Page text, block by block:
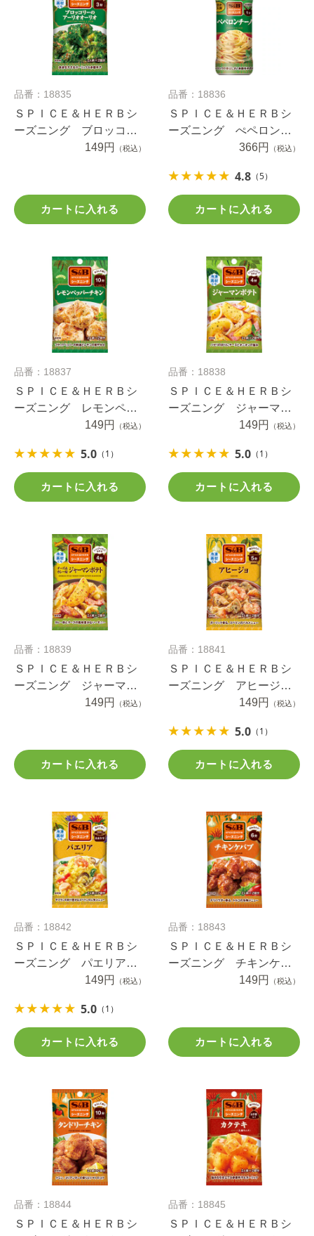
品番：18835
ＳＰＩＣＥ＆ＨＥＲＢシ
ーズニング ブロッコリ
ーのアーリオオーリオ
149円 （税込）
カートに入れる
品番：18836
ＳＰＩＣＥ＆ＨＥＲＢシ
ーズニング ぺペロンチ
ーノ（ボトル） ５３ｇ
366円 （税込）
4.8 （5）
カートに入れる
品番：18837
ＳＰＩＣＥ＆ＨＥＲＢシ
ーズニング レモンペッ
パーチキン １２ｇ
149円 （税込）
5.0 （1）
カートに入れる
品番：18838
ＳＰＩＣＥ＆ＨＥＲＢシ
ーズニング ジャーマン
149円 （税込）
5.0 （1）
カートに入れる
品番：18839
ＳＰＩＣＥ＆ＨＥＲＢシ
ーズニング ジャーマン
ポテト チーズ＆カレー
149円 （税込）
カートに入れる
品番：18841
ＳＰＩＣＥ＆ＨＥＲＢシ
ーズニング アヒージ
149円 （税込）
5.0 （1）
カートに入れる
品番：18842
ＳＰＩＣＥ＆ＨＥＲＢシ
ーズニング パエリア
149円 （税込）
5.0 （1）
カートに入れる
品番：18843
ＳＰＩＣＥ＆ＨＥＲＢシ
ーズニング チキンケバ
149円 （税込）
カートに入れる
品番：18844
ＳＰＩＣＥ＆ＨＥＲＢシ
品番：18845
ＳＰＩＣＥ＆ＨＥＲＢシ